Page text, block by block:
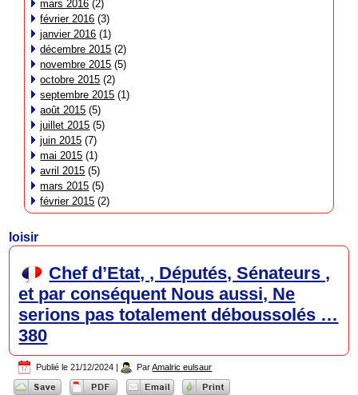
mars 2016 (2)
février 2016 (3)
janvier 2016 (1)
décembre 2015 (2)
novembre 2015 (5)
octobre 2015 (2)
septembre 2015 (1)
août 2015 (5)
juillet 2015 (5)
juin 2015 (7)
mai 2015 (1)
avril 2015 (5)
mars 2015 (5)
février 2015 (2)
loisir
Chef d’Etat, , Députés, Sénateurs ,
et par conséquent Nous aussi, Ne
serions pas totalement déboussolés …
380
Publié le 21/12/2024 | Par Amalric eulsaur